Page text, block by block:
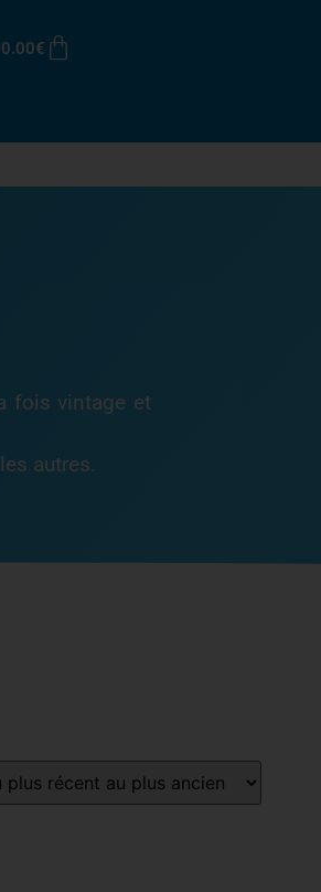
0.00€
fois vintage et
autres.